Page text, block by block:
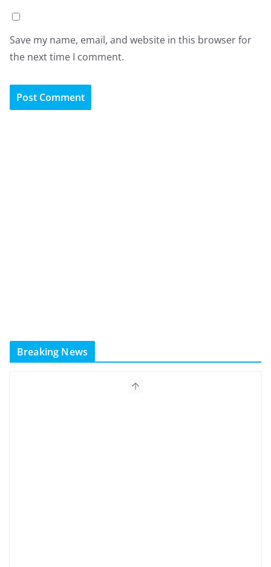
Save my name, email, and website in this browser for
the next time I comment.
Breaking News